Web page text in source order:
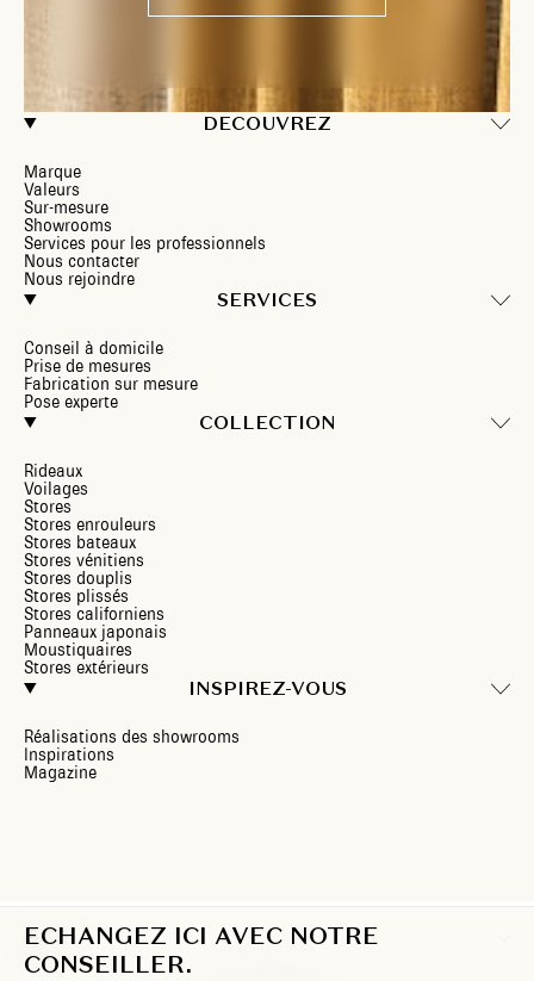
ECHANGEZ ICI AVEC NOTRE
CONSEILLER.
DECOUVREZ
Marque
Valeurs
Sur-mesure
Showrooms
Services pour les professionnels
Nous contacter
Nous rejoindre
SERVICES
Conseil à domicile
Prise de mesures
Fabrication sur mesure
Pose experte
COLLECTION
Rideaux
Voilages
Stores
Stores enrouleurs
Stores bateaux
Stores vénitiens
Stores douplis
Stores plissés
Stores californiens
Panneaux japonais
Moustiquaires
Stores extérieurs
INSPIREZ-VOUS
Réalisations des showrooms
Inspirations
Magazine
FR